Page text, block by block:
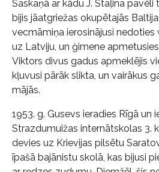
Saskaņā ar kādu J. Staļina
bijis jāatgriežas okupētajās
vecmāmiņa ierosinājusi nedoties
uz Latviju, un ģimene
Viktors divus gadus apmeklējis
kļuvusi pārāk slikta, un vairākus
mājās.
1953. g. Gusevs ieradies Rīgā un
Strazdumuižas internātskolas 3.
devies uz Krievijas pilsētu
īpašā bajānistu skolā, kas bijusi